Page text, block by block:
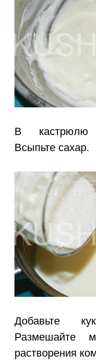
В кастрюлю
Всыпьте сахар.
Добавьте
Размешайте
растворения